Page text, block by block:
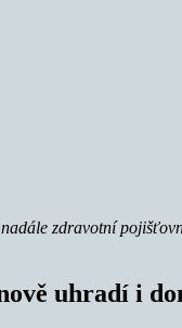
nadále zdravotní
uhradí i